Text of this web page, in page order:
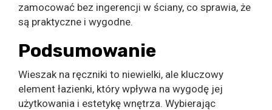
zamocować bez ingerencji w ściany, co sprawia, że
są praktyczne i wygodne.
Podsumowanie
Wieszak na ręczniki to niewielki, ale kluczowy
element łazienki, który wpływa na wygodę jej
użytkowania i estetykę wnętrza. Wybierając